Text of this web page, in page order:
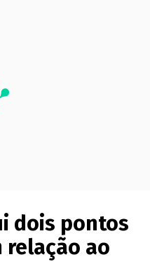
dois pontos
relação ao